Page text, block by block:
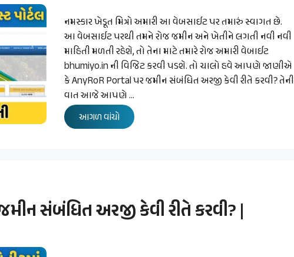
નમસ્કાર ખેડૂત મિત્રો અમારી આ વેબસાઈટ પર તમારું સ્વાગત છે.
આ વેબસાઈટ પરથી તમને રોજ જમીન અને ખેતીને લગતી નવી નવી
માહિતી મળતી રહેશે, તો તેના માટે તમારે રોજ અમારી વેબાઈટ
bhumiyo.in ની વિજિટ કરવી પડશે. તો ચાલો હવે આપણે જાણીએ
કે AnyRoR Portal પર જમીન સંબંધિત અરજી કેવી રીતે કરવી? તેની
વાત આજે આપણે …
આગળ વાંચો
સંબંધિત અરજી કેવી રીતે કરવી? |